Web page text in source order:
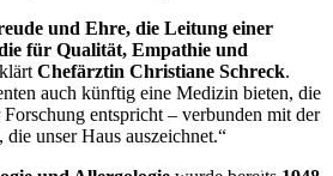
und Ehre, die Leitung einer
für Qualität, Empathie und
Chefärztin Christiane Schreck.
auch künftig eine Medizin bieten, die
entspricht – verbunden mit der
unser Haus auszeichnet.“